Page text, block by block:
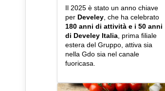
Il 2025 è stato un anno chiave
per Develey, che ha celebrato
180 anni di attività e i 50 anni
di Develey Italia, prima filiale
estera del Gruppo, attiva sia
nella Gdo sia nel canale
fuoricasa.